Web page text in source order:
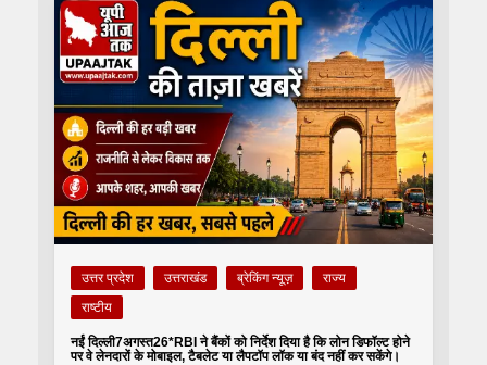
उत्तर प्रदेश उत्तराखंड ब्रेकिंग न्यूज़
राज्य
राष्टीय
नईं दिल्ली7अगस्त26*RBI ने बैंकों को निर्देश दिया है कि लोन डिफॉल्ट होने
पर वे लेनदारों के मोबाइल, टैबलेट या लैपटॉप लॉक या बंद नहीं कर सकेंगे।